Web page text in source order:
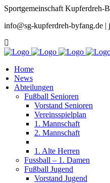
Sportgemeinschaft Kupferdreh-
info@sg-kupferdreh-byfang.de |
Home
News
Abteilungen
Fußball Senioren
Vorstand Senioren
Vereinsspielplan
1. Mannschaft
2. Mannschaft
1. Alte Herren
Fussball – 1. Damen
Fußball Jugend
Vorstand Jugend